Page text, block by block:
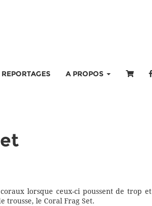
REPORTAGES A PROPOS
lorsque ceux-ci poussent de trop et
trousse, le Coral Frag Set.